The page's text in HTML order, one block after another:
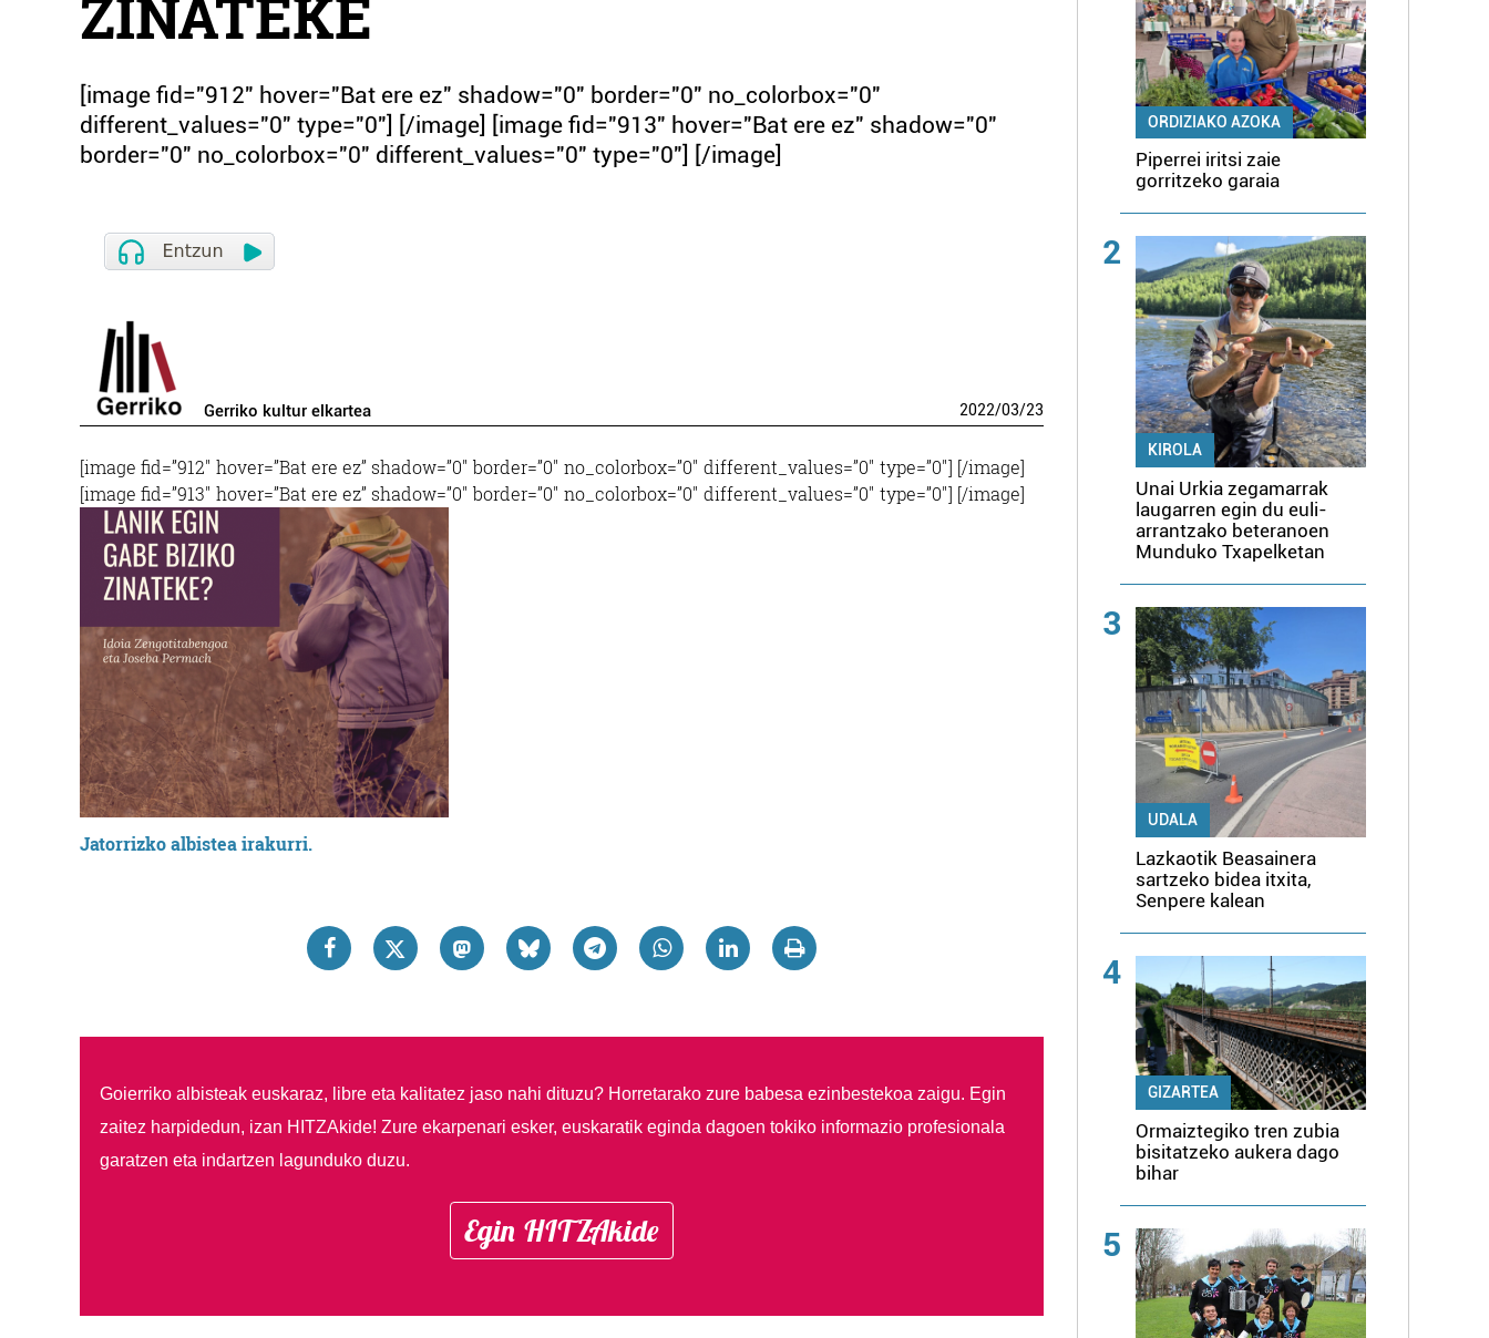
ZINATEKE
[image fid="912" hover="Bat ere ez" shadow="0" border="0" no_colorbox="0"
different_values="0" type="0"] [/image] [image fid="913" hover="Bat ere ez" shadow="0"
border="0" no_colorbox="0" different_values="0" type="0"] [/image]
Gerriko kultur elkartea 2022/03/23
[image fid=”912″ hover=”Bat ere ez” shadow=”0″ border=”0″ no_colorbox=”0″ different_values=”0″ type=”0″] [/image]
[image fid=”913″ hover=”Bat ere ez” shadow=”0″ border=”0″ no_colorbox=”0″ different_values=”0″ type=”0″] [/image]
Jatorrizko albistea irakurri.
Goierriko albisteak euskaraz, libre eta kalitatez jaso nahi dituzu? Horretarako zure babesa ezinbestekoa zaigu. Egin
zaitez harpidedun, izan HITZAkide! Zure ekarpenari esker, euskaratik eginda dagoen tokiko informazio profesionala
garatzen eta indartzen lagunduko duzu.
Egin HITZAkide
ORDIZIAKO AZOKA
Piperrei iritsi zaie
gorritzeko garaia
2
KIROLA
Unai Urkia zegamarrak
laugarren egin du euli-
arrantzako beteranoen
Munduko Txapelketan
3
UDALA
Lazkaotik Beasainera
sartzeko bidea itxita,
Senpere kalean
4
GIZARTEA
Ormaiztegiko tren zubia
bisitatzeko aukera dago
bihar
5